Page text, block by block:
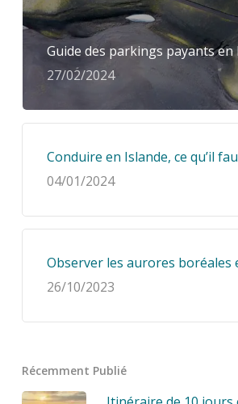
Guide des parkings payants en
27/02/2024
Conduire en Islande, ce qu’il
04/01/2024
Observer les aurores boréales
26/10/2023
Récemment Publié